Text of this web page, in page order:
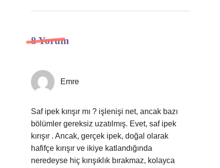
8 Yorum
Emre
Saf ipek kırışır mı ? işlenişi net, ancak bazı
bölümler gereksiz uzatılmış. Evet, saf ipek
kırışır . Ancak, gerçek ipek, doğal olarak
hafifçe kırışır ve ikiye katlandığında
neredeyse hiç kırışıklık bırakmaz, kolayca